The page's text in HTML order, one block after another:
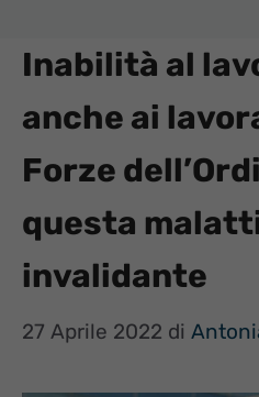
Inabilità al
anche ai
Forze
questa
invalidante
27 Aprile 2022 di